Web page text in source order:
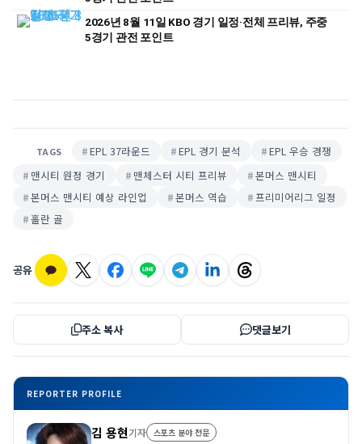
2026년 8월 11일 KBO 경기 일정·전체 프리뷰, 주중
5경기 관전 포인트
TAGS EPL 37라운드 EPL 경기 분석
EPL 우승 경쟁
맨시티 원정 경기
맨체스터 시티 프리뷰
본머스 맨시티
본머스 맨시티 예상 라인업
본머스 역습
프리미어리그 일정
홀란 골
공유
주소 복사 댓글보기
REPORTER PROFILE
김 용현기자 스포츠 분야 전문